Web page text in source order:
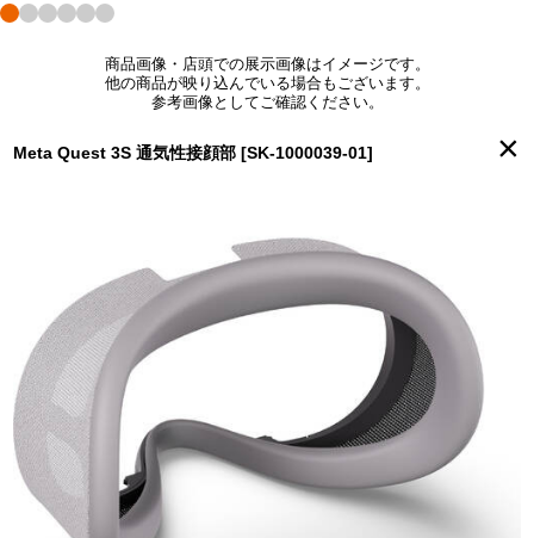
商品画像・店頭での展示画像はイメージです。
他の商品が映り込んでいる場合もございます。
参考画像としてご確認ください。
×
Meta Quest 3S 通気性接顔部 [SK-1000039-01]